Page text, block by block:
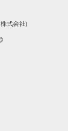
式会社)